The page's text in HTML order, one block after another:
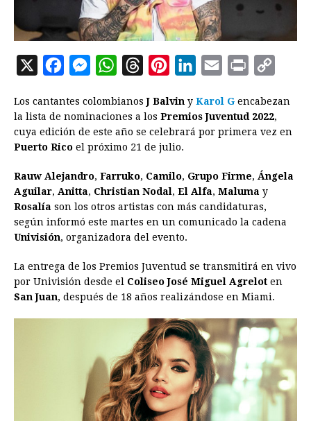
X
c
e
b
o
k
M
s
s
e
g
e
r
W
a
t
s
p
p
r
e
a
s
n
t
e
e
s
n
k
I
n
a
i
i
n
p
y
Los cantantes colombianosJ Balvin y Karol G encabezan
la lista de nominaciones a los Premios Juventud 2022,
cuya edición de este año se celebrará por primera vez en
Puerto Rico el próximo 21 de julio.
Rauw Alejandro, Farruko, Camilo, Grupo Firme, Ángela
Aguilar, Anitta, Christian Nodal, El Alfa, Maluma y
Rosalía son los otros artistas con más candidaturas,
según informó este martes en un comunicado la cadena
Univisión, organizadora del evento.
La entrega de los Premios Juventud se transmitirá en vivo
por Univisión desde el Coliseo José Miguel Agrelot en
San Juan, después de 18 años realizándose en Miami.